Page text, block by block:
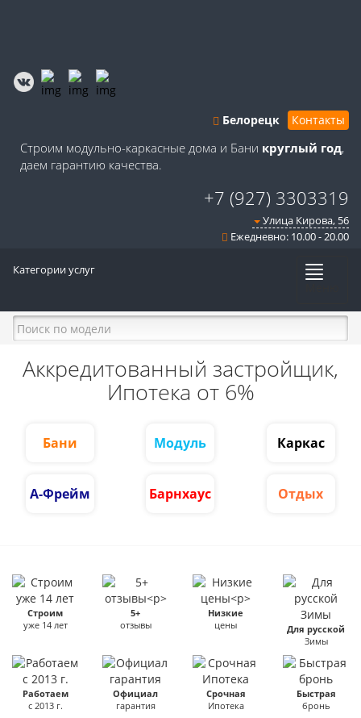
Белорецк Контакты
Строим модульно-каркасные дома и Бани круглый год,
даем гарантию качества.
+7 (927) 3303319
Улица Кирова, 56
Ежедневно: 10.00 - 20.00
Категории услуг
Аккредитованный застройщик,
Ипотека от 6%
Бани Модуль Каркас
А-Фрейм Барнхаус Отдых
Строим
уже 14 лет
5+
отзывы
Низкие
цены
Для русской
Зимы
Работаем
с 2013 г.
Официал
гарантия
Срочная
Ипотека
Быстрая
бронь